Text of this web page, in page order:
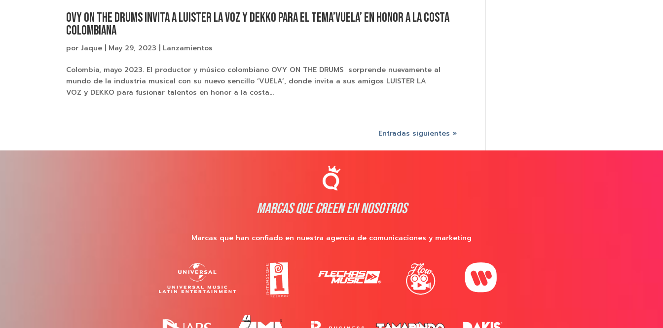
Ovy On The Drums invita a Luister la voz y Dekko para el tema’Vuela’ en honor a la costa
colombiana
porJaque May 29, 2023 Lanzamientos
Colombia, mayo 2023. El productor y músico colombiano OVY ON THE DRUMS sorprende nuevamente al
mundo de la industria musical con su nuevo sencillo ‘VUELA’, donde invita a sus amigos LUISTER LA
VOZ y DEKKO para fusionar talentos en honor a la costa...
Entradas siguientes »
MARCAS QUE CREEN EN NOSOTROS
Marcas que han confiado en nuestra agencia de comunicaciones y marketing